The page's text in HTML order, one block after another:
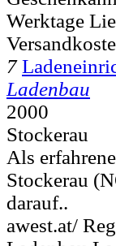
Werktage
7
Ladenbau
2000
Stockerau
Als
Stockerau
darauf..
awest.at/